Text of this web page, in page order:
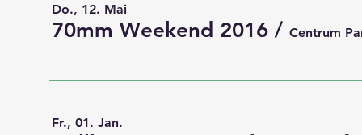
Do., 12. Mai
70mm Weekend 2016 / Centrum
Fr., 01. Jan.